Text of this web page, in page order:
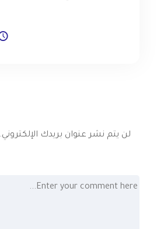
لن يتم نشر عنوان بريدك الإلكتروني.